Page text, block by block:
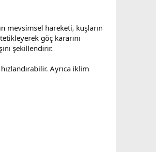
mevsimsel hareketi, kuşların
göç kararını
şekillendirir.
Ayrıca iklim